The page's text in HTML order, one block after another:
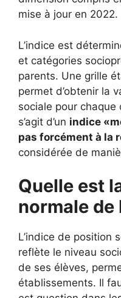
mise à jour en 2022.
L’indice est
et catégories
parents. Une grille
permet d’obtenir la
sociale pour chaque
s’agit d’un indice
pas forcément à la
considérée de
Quelle est
normale de
L’indice de position
reflète le niveau
de ses élèves,
établissements. Il